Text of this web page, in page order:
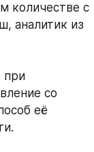
количестве с
аналитик из
при
со
её